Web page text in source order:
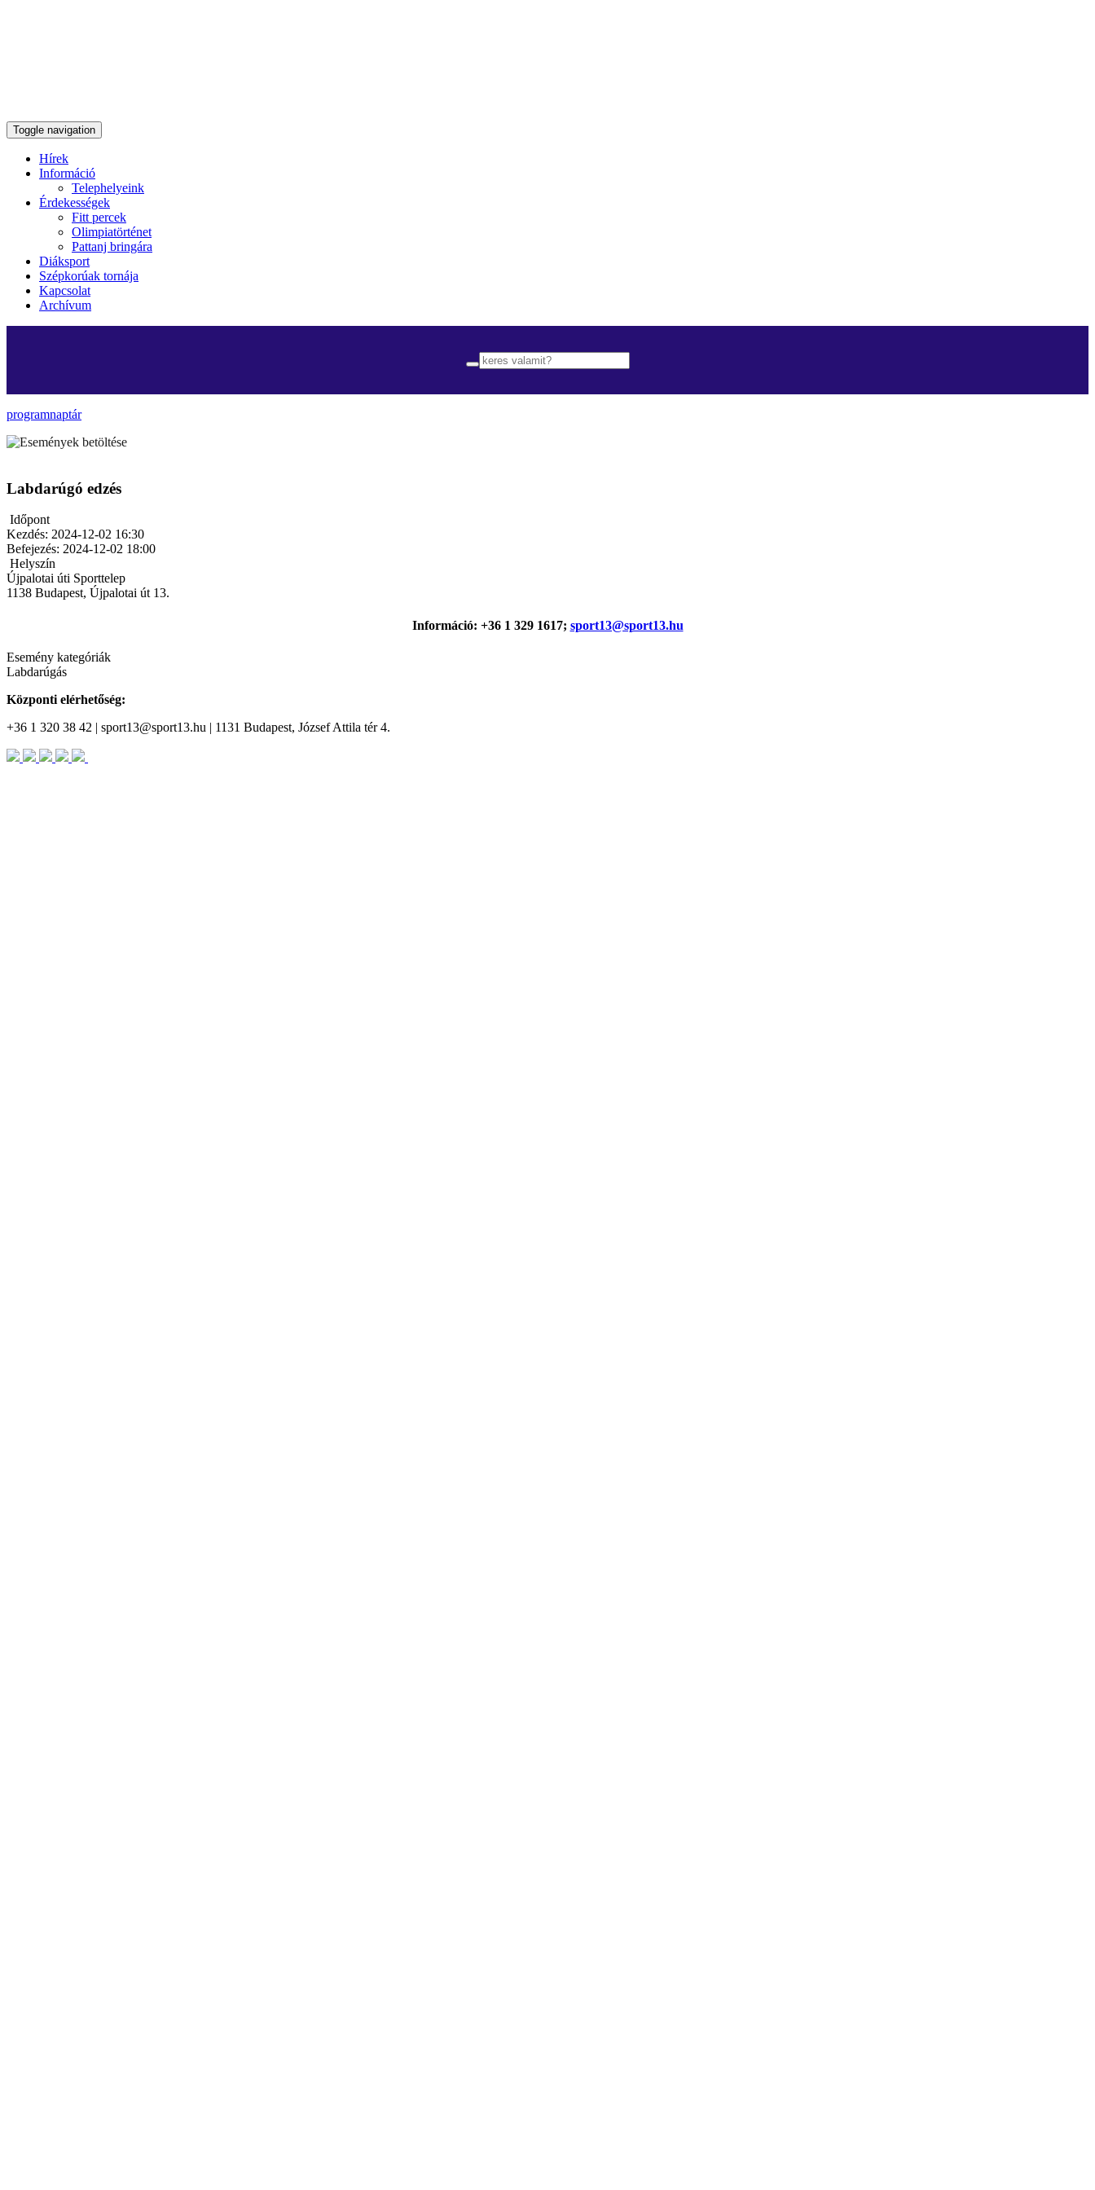
Toggle navigation
Hírek
Információ
Telephelyeink
Érdekességek
Fitt percek
Olimpiatörténet
Pattanj bringára
Diáksport
Szépkorúak tornája
Kapcsolat
Archívum
programnaptár
Labdarúgó edzés
Időpont
Kezdés: 2024-12-02 16:30
Befejezés: 2024-12-02 18:00
Helyszín
Újpalotai úti Sporttelep
1138 Budapest, Újpalotai út 13.
Információ: +36 1 329 1617; sport13@sport13.hu
Esemény kategóriák
Labdarúgás
Központi elérhetőség:
+36 1 320 38 42 | sport13@sport13.hu | 1131 Budapest, József Attila tér 4.